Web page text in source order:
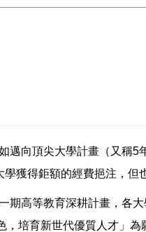
向頂尖大學計畫（又稱
獲得鉅額的經費挹注，但
高等教育深耕計畫，各
培育新世代優質人才」